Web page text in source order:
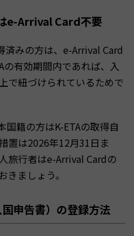
e-Arrival Card不要
済みの方は、e-Arrival Card
の有効期間内であれば、入
で紐づけられているためで
籍の方はK-ETAの取得自
置は2026年12月31日ま
旅行者はe-Arrival Cardの
ましょう。
申告書）の登録方法